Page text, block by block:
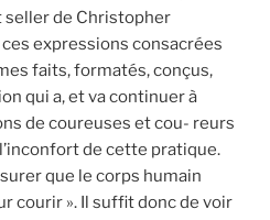
seller de Christopher
expressions consacrées
faits, formatés, conçus,
qui a, et va continuer à
de coureuses et cou- reurs
de cette pratique.
que le corps humain
courir ». Il suffit donc de voir